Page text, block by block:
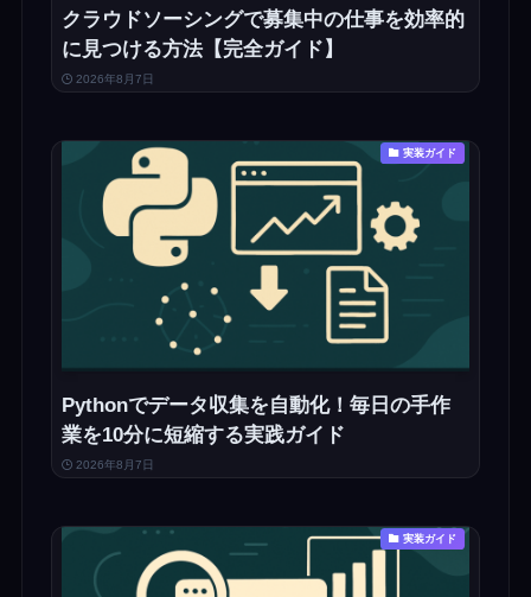
クラウドソーシングで募集中の仕事を効率的
に見つける方法【完全ガイド】
2026年8月7日
実装ガイド
Pythonでデータ収集を自動化！毎日の手作
業を10分に短縮する実践ガイド
2026年8月7日
実装ガイド